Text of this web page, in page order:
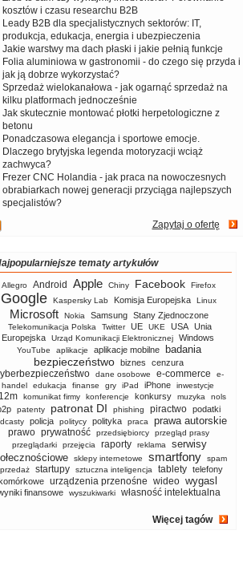
kosztów i czasu researchu B2B
Leady B2B dla specjalistycznych sektorów: IT,
produkcja, edukacja, energia i ubezpieczenia
Jakie warstwy ma dach płaski i jakie pełnią funkcje
Folia aluminiowa w gastronomii - do czego się przyda i
jak ją dobrze wykorzystać?
Sprzedaż wielokanałowa - jak ogarnąć sprzedaż na
kilku platformach jednocześnie
Jak skutecznie montować płotki herpetologiczne z
betonu
Ponadczasowa elegancja i sportowe emocje.
Dlaczego brytyjska legenda motoryzacji wciąż
zachwyca?
Frezer CNC Holandia - jak praca na nowoczesnych
obrabiarkach nowej generacji przyciąga najlepszych
specjalistów?
Zapytaj o ofertę
tematy artykułów
Allegro Android Apple Chiny Facebook Firefox
Google Kaspersky Lab Komisja Europejska Linux
Microsoft Nokia Samsung Stany Zjednoczone
Telekomunikacja Polska Twitter UE UKE USA
Unia
Europejska
Urząd Komunikacji Elektronicznej Windows
YouTube aplikacje aplikacje mobilne badania
bezpieczeństwo biznes cenzura
dane osobowe e-commerce
e-
handel
edukacja finanse gry iPad iPhone inwestycje
komunikat firmy konferencje konkursy muzyka nols
patenty patronat DI phishing piractwo podatki
policja politycy polityka praca prawa autorskie
prawo prywatność przedsiębiorcy
przegląd prasy
przeglądarki
przejęcia raporty reklama
serwisy
sklepy internetowe smartfony
spam
startupy sztuczna inteligencja tablety telefony
urządzenia przenośne wideo wygasl
finansowe wyszukiwarki własność intelektualna
Więcej tagów